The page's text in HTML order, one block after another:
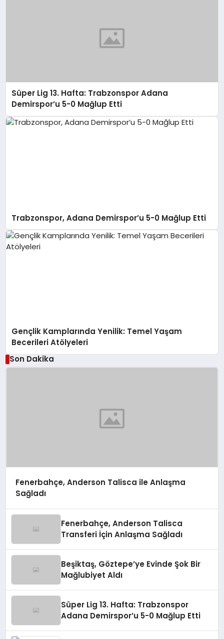
Süper Lig 13. Hafta: Trabzonspor Adana
Demirspor’u 5-0 Mağlup Etti
Trabzonspor, Adana Demirspor’u 5-0 Mağlup Etti
Gençlik Kamplarında Yenilik: Temel Yaşam
Becerileri Atölyeleri
Son Dakika
Fenerbahçe, Anderson Talisca ile Anlaşma
Sağladı
Fenerbahçe, Anderson Talisca
Transferi İçin Anlaşma Sağladı
Beşiktaş, Göztepe’ye Evinde Şok Bir
Mağlubiyet Aldı
Süper Lig 13. Hafta: Trabzonspor
Adana Demirspor’u 5-0 Mağlup Etti